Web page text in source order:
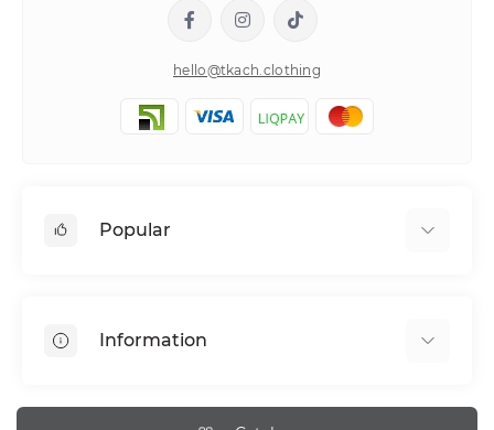
hello@tkach.clothing
Popular
Elastic band bedding sheets
Information